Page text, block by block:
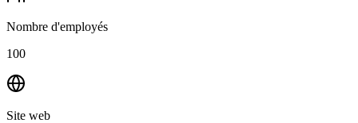
Nombre d'employés
100
Site web